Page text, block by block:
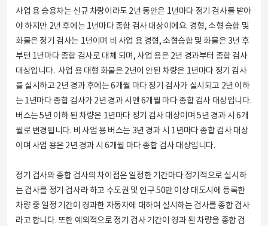
사업 용 승용차는 신규 차량이라도 2년 동안은 1년마다 정기 검사를 받아
야 하지만 2년 후에는 1년마다 종합 검사 대상이에요. 경형, 소형 승합 및
화물은 정기 검사는 1년이며 비 사업 용 경형, 소형승합 및 화물은 3년 후
부턴 1년마다 종합 검사로 대체 되며, 사업 용은 2년 경과부터 종합 검사
대상입니다. 사업 용 대형 화물은 2년이 안된 차량은 1년마다 정기 검사
를 실시하고 2년 경과 후에는 6개월 마다 정기 검사가 실시되고 2년 이하
는 1년마다 종합 검사가 2년 경과 시엔 6개월 마다 종합 검사 대상입니다.
버스는 5년 이하 된 차량은 1년마다 정기 검사 대상이며 5년 경과 시 6개
월로 변경됩니다. 비 사업 용 버스는 3년 경과 시 1년마다 종합 검사 대상
이며 사업 용은 2년 경과 시 6개월 마다 종합 검사 대상입니다.
정기 검사와 종합 검사의 차이점은 일정한 기간마다 정기적으로 실시하
는 검사를 정기 검사라 하고 수도권 및 인구 50만 이상 대도시에 등록한
차량 중 일정 기간이 경과한 자동차에 대하여 실시하는 검사를 종합 검사
라고 합니다. 또한 예외적으로 정기 검사 기간이 경과 된 차량을 종합 검